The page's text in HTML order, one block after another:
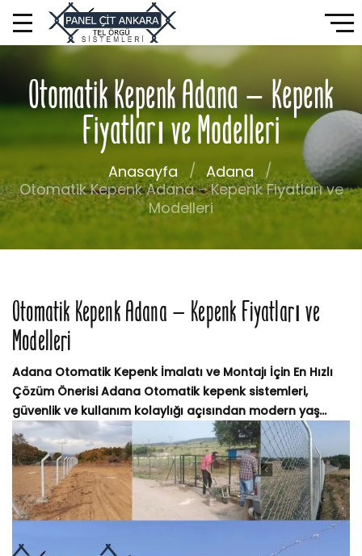
Otomatik Kepenk Adana – Kepenk
Fiyatları ve Modelleri
Anasayfa
Adana
Otomatik Kepenk Adana – Kepenk Fiyatları ve
Modelleri
Otomatik Kepenk Adana – Kepenk Fiyatları ve
Modelleri
Adana Otomatik Kepenk İmalatı ve Montajı İçin En Hızlı
Çözüm Önerisi Adana Otomatik kepenk sistemleri,
güvenlik ve kullanım kolaylığı açısından modern yaş...